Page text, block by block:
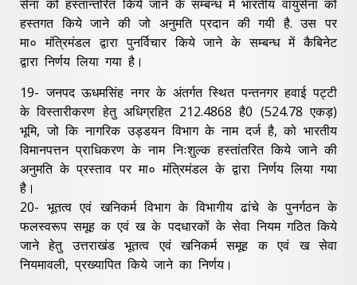
सेना को हस्तान्तरित किये जाने के सम्बन्ध में भारतीय वायुसेना को
हस्तगत किये जाने की जो अनुमति प्रदान की गयी है. उस पर
मा० मंत्रिमंडल द्वारा पुनर्विचार किये जाने के सम्बन्ध में कैबिनेट
द्वारा निर्णय लिया गया है।
19- जनपद ऊधमसिंह नगर के अंतर्गत स्थित पन्तनगर हवाई पट्टी
के विस्तारीकरण हेतु अधिग्रहित 212.4868 है0 (524.78 एकड़)
भूमि, जो कि नागरिक उड्डयन विभाग के नाम दर्ज है, को भारतीय
विमानपत्तन प्राधिकरण के नाम निःशुल्क हस्तांतरित किये जाने की
अनुमति के प्रस्ताव पर मा० मंत्रिमंडल के द्वारा निर्णय लिया गया
है।
20- भूतत्व एवं खनिकर्म विभाग के विभागीय ढांचे के पुनर्गठन के
फलस्वरूप समूह क एवं ख के पदधारकों के सेवा नियम गठित किये
जाने हेतु उत्तराखंड भूतत्व एवं खनिकर्म समूह क एवं ख सेवा
नियमावली, प्रख्यापित किये जाने का निर्णय।